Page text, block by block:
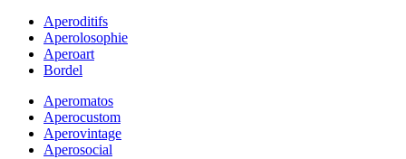
Aperoditifs
Aperolosophie
Aperoart
Bordel
Aperomatos
Aperocustom
Aperovintage
Aperosocial